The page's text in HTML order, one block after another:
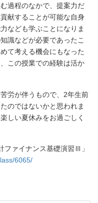
過程のなかで、提案力だ
献することが可能な自身
なども学ぶことになりま
識などが必要であったこ
て考える機会にもなった
この授業での経験は活か
労が伴うもので、2年生前
のではないかと思われま
しい夏休みをお過ごしく
ファイナンス基礎演習Ⅲ」
6065/